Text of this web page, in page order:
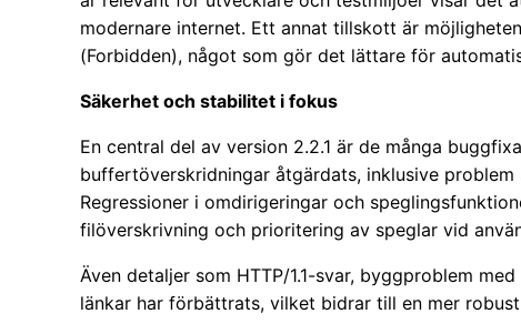
modernare internet. Ett annat tillskott är
(Forbidden), något som gör det lättare för
Säkerhet och stabilitet i fokus
En central del av version 2.2.1 är de många
buffertöverskridningar åtgärdats, inklusive
Regressioner i omdirigeringar och
filöverskrivning och prioritering av speglar vid
Även detaljer som HTTP/1.1-svar, byggproblem
länkar har förbättrats, vilket bidrar till en mer